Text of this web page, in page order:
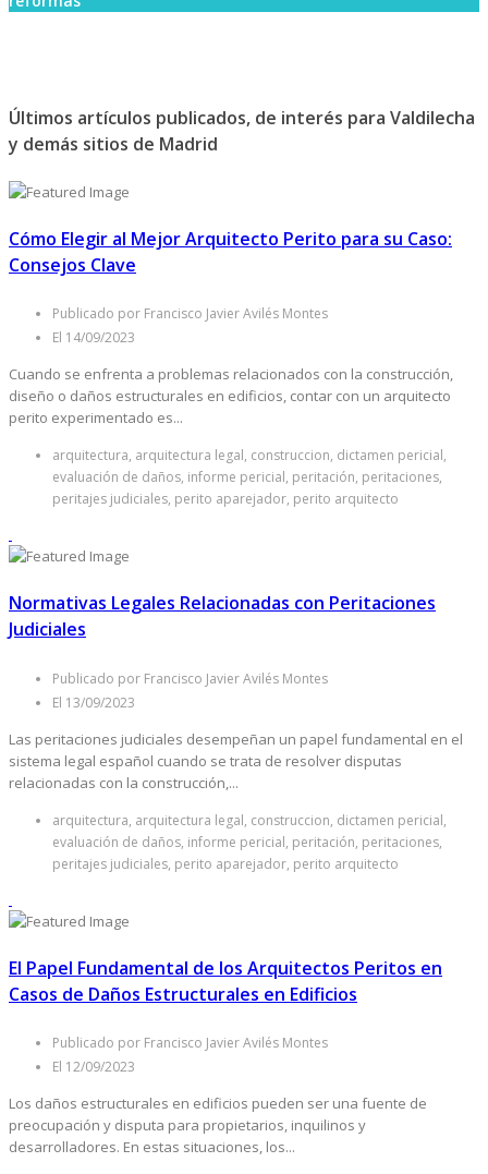
Últimos artículos publicados, de interés para Valdilecha
y demás sitios de Madrid
Cómo Elegir al Mejor Arquitecto Perito para su Caso:
Consejos Clave
Publicado por Francisco Javier Avilés Montes
El 14/09/2023
Cuando se enfrenta a problemas relacionados con la construcción,
diseño o daños estructurales en edificios, contar con un arquitecto
perito experimentado es...
arquitectura, arquitectura legal, construccion, dictamen pericial,
evaluación de daños, informe pericial, peritación, peritaciones,
peritajes judiciales, perito aparejador, perito arquitecto
Normativas Legales Relacionadas con Peritaciones
Judiciales
Publicado por Francisco Javier Avilés Montes
El 13/09/2023
Las peritaciones judiciales desempeñan un papel fundamental en el
sistema legal español cuando se trata de resolver disputas
relacionadas con la construcción,...
arquitectura, arquitectura legal, construccion, dictamen pericial,
evaluación de daños, informe pericial, peritación, peritaciones,
peritajes judiciales, perito aparejador, perito arquitecto
El Papel Fundamental de los Arquitectos Peritos en
Casos de Daños Estructurales en Edificios
Publicado por Francisco Javier Avilés Montes
El 12/09/2023
Los daños estructurales en edificios pueden ser una fuente de
preocupación y disputa para propietarios, inquilinos y
desarrolladores. En estas situaciones, los...